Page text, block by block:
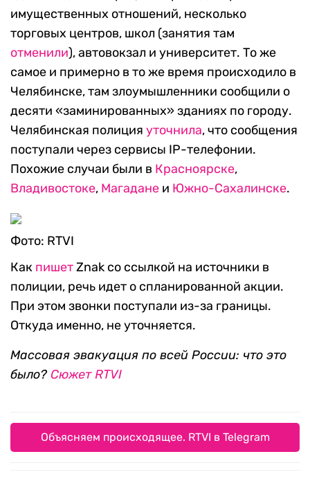
имущественных отношений, несколько
торговых центров, школ (занятия там
отменили), автовокзал и университет. То же
самое и примерно в то же время происходило в
Челябинске, там злоумышленники сообщили о
десяти «заминированных» зданиях по городу.
Челябинская полиция уточнила, что сообщения
поступали через сервисы IP-телефонии.
Похожие случаи были в Красноярске,
Владивостоке, Магадане и Южно-Сахалинске.
Фото: RTVI
Как пишетZnak со ссылкой на источники в
полиции, речь идет о спланированной акции.
При этом звонки поступали из-за границы.
Откуда именно, не уточняется.
Массовая эвакуация по всей России: что это
было? Сюжет RTVI
Объясняем происходящее. RTVI в Telegram